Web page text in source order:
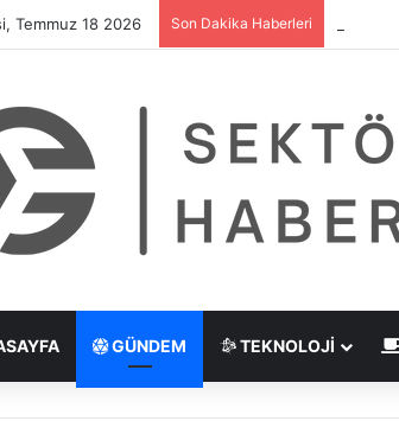
Temmuz 18 2026 Son Dakika Haberleri
GÜNDEM TEKNOLOJI